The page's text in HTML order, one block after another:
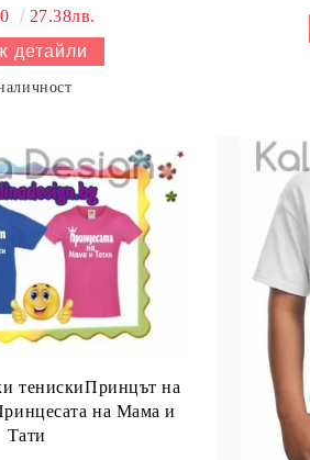
27.38лв.
детайли
тенискиПринцът на
на Мама и
Тати